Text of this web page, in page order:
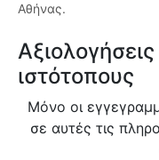
Αθήνας.
ιστότοπους
Μόνο οι
σε αυτές τις